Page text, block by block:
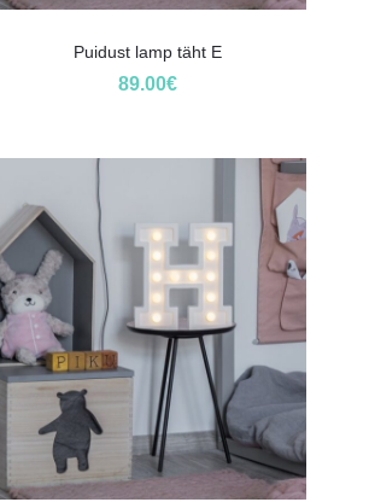
Puidust lamp täht E
89.00€